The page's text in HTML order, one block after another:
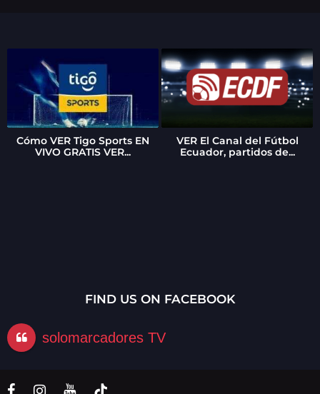
Cómo VER Tigo Sports EN
VIVO GRATIS VER...
VER El Canal del Fútbol
Ecuador, partidos de...
FIND US ON FACEBOOK
solomarcadores TV